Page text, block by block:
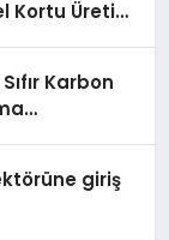
Kortu Üretim
Karbon
giriş